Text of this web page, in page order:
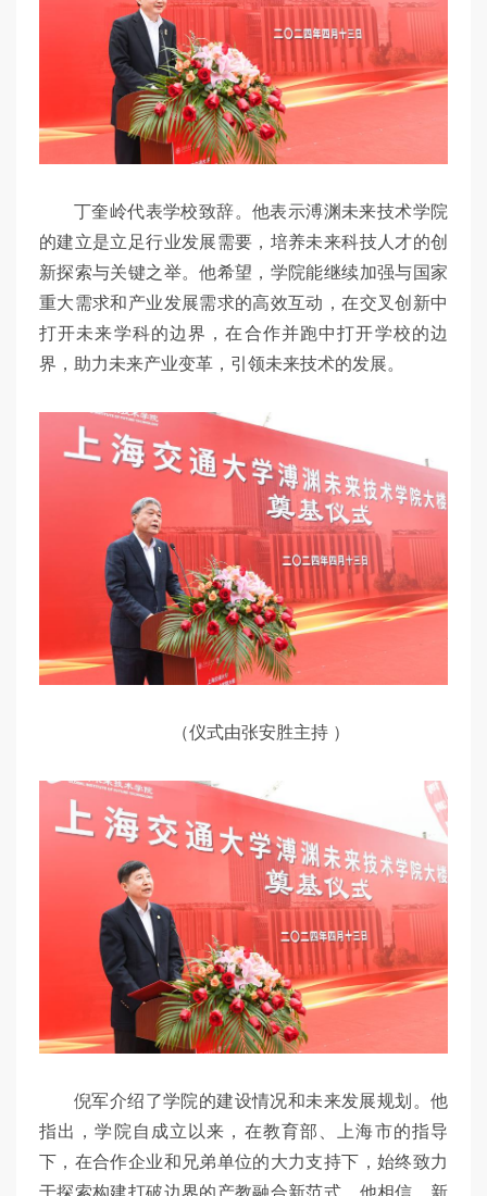
丁奎岭代表学校致辞。他表示溥渊未来技术学院
的建立是立足行业发展需要，培养未来科技人才的创
新探索与关键之举。他希望，学院能继续加强与国家
重大需求和产业发展需求的高效互动，在交叉创新中
打开未来学科的边界，在合作并跑中打开学校的边
界，助力未来产业变革，引领未来技术的发展。
（仪式由张安胜主持 ）
倪军介绍了学院的建设情况和未来发展规划。他
指出，学院自成立以来，在教育部、上海市的指导
下，在合作企业和兄弟单位的大力支持下，始终致力
于探索构建打破边界的产教融合新范式。他相信，新